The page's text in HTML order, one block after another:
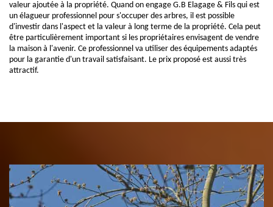
valeur ajoutée à la propriété. Quand on engage G.B Elagage & Fils qui est
un élagueur professionnel pour s'occuper des arbres, il est possible
d'investir dans l'aspect et la valeur à long terme de la propriété. Cela peut
être particulièrement important si les propriétaires envisagent de vendre
la maison à l'avenir. Ce professionnel va utiliser des équipements adaptés
pour la garantie d'un travail satisfaisant. Le prix proposé est aussi très
attractif.